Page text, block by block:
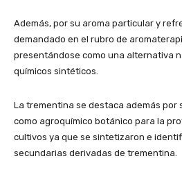
Además, por su aroma particular y
demandado en el rubro de
presentándose como una alternativa
químicos sintéticos.
La trementina se destaca además por
como agroquímico botánico para la
cultivos ya que se sintetizaron e
secundarias derivadas de trementina.